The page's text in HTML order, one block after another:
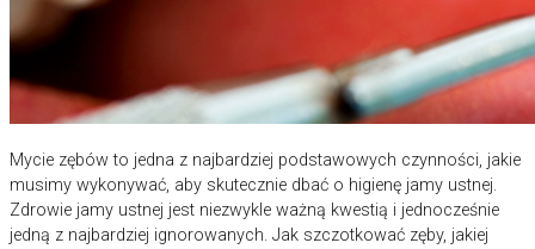
Mycie zębów to jedna z najbardziej podstawowych czynności, jakie
musimy wykonywać, aby skutecznie dbać o higienę jamy ustnej.
Zdrowie jamy ustnej jest niezwykle ważną kwestią i jednocześnie
jedną z najbardziej ignorowanych. Jak szczotkować zęby, jakiej